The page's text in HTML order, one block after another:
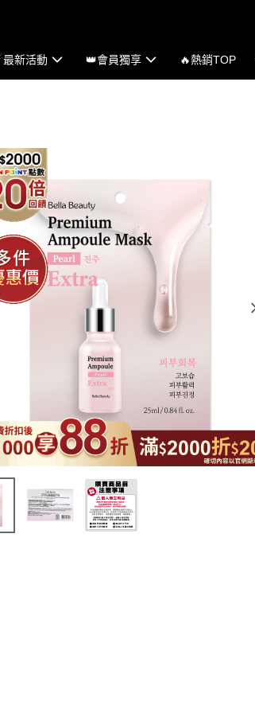
新活動 👑會員獨享 🔥熱銷TOP